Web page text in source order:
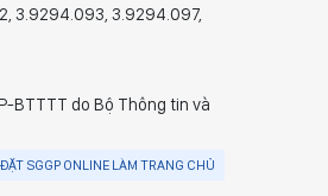
3.9294.093, 3.9294.097,
BTTTT do Bộ Thông tin và
ĐẶT SGGP ONLINE LÀM TRANG CHỦ